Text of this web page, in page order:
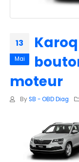
13
Mai
moteur
By SB - OBD Diag